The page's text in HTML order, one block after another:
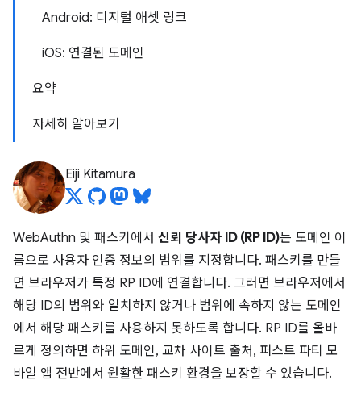
Android: 디지털 애셋 링크
iOS: 연결된 도메인
요약
자세히 알아보기
Eiji Kitamura
WebAuthn 및 패스키에서 신뢰 당사자 ID (RP ID)는 도메인 이
름으로 사용자 인증 정보의 범위를 지정합니다. 패스키를 만들
면 브라우저가 특정 RP ID에 연결합니다. 그러면 브라우저에서
해당 ID의 범위와 일치하지 않거나 범위에 속하지 않는 도메인
에서 해당 패스키를 사용하지 못하도록 합니다. RP ID를 올바
르게 정의하면 하위 도메인, 교차 사이트 출처, 퍼스트 파티 모
바일 앱 전반에서 원활한 패스키 환경을 보장할 수 있습니다.